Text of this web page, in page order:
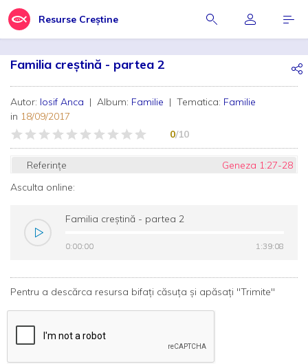
Resurse Creștine
Familia creștină - partea 2
Autor: Iosif Anca | Album: Familie | Tematica: Familie
in 18/09/2017
0/10
Referințe
Geneza 1:27-28
Asculta online:
Familia creștină - partea 2
0:00:00 1:39:08
0:00:00 1:39:08
Pentru a descărca resursa bifați căsuța și apăsați "Trimite"